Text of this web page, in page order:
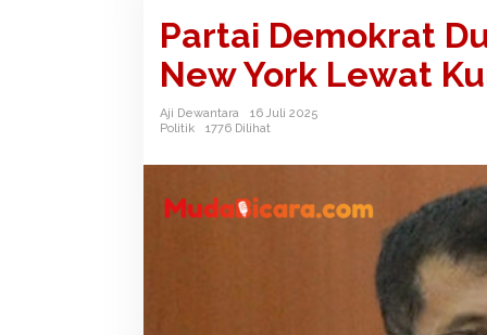
r
t
a
m
r
u
Partai Demokrat
New York Lewat
Aji Dewantara
16 Juli 2025
Politik
1776 Dilihat